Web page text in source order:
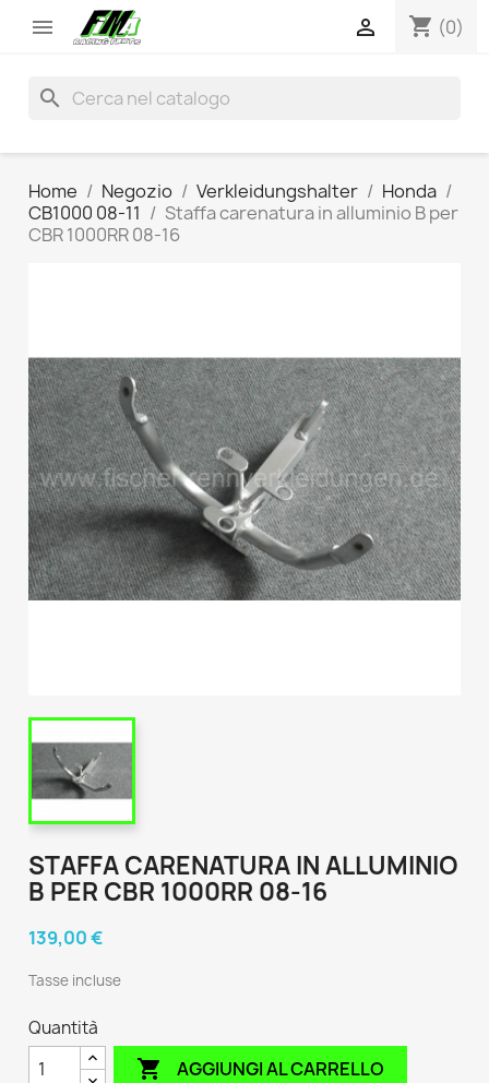
 shopping_cart (0)

search
Home Negozio Verkleidungshalter
Honda
CB1000 08-11
Staffa carenatura in alluminio B per
CBR 1000RR 08-16
STAFFA CARENATURA IN ALLUMINIO
B PER CBR 1000RR 08-16
139,00 €
Tasse incluse
Quantità
 AGGIUNGI AL CARRELLO